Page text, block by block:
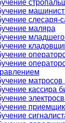
слесаря-
маляра
младшего
матросов
кассира